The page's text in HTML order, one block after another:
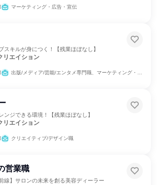
マーケティング・広告・宣伝
スキルが身につく！【残業ほぼなし】
リエイション
出版/メディア/芸能/エンタメ専門職、マーケティング・広告・宣伝
ンジできる環境！【残業ほぼなし】
リエイション
クリエイティブ/デザイン職
営業職
線】サロンの未来を創る美容ディーラー